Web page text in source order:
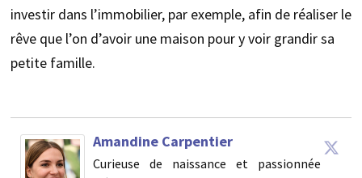
investir dans l’immobilier, par exemple, afin de réaliser le
rêve que l’on d’avoir une maison pour y voir grandir sa
petite famille.
Amandine Carpentier
Curieuse de naissance et passionnée